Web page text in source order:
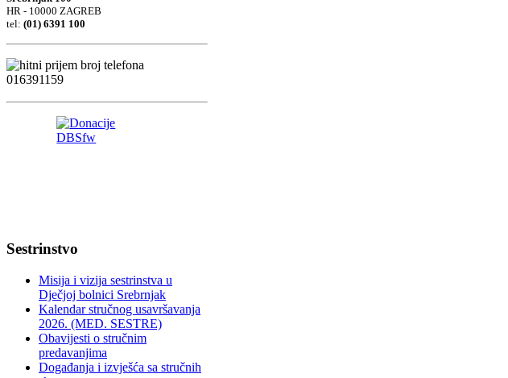
HR - 10000 ZAGREB
tel: (01) 6391 100
Sestrinstvo
Misija i vizija sestrinstva u
Dječjoj bolnici Srebrnjak
Kalendar stručnog usavršavanja
2026. (MED. SESTRE)
Obavijesti o stručnim
predavanjima
Događanja i izvješća sa stručnih